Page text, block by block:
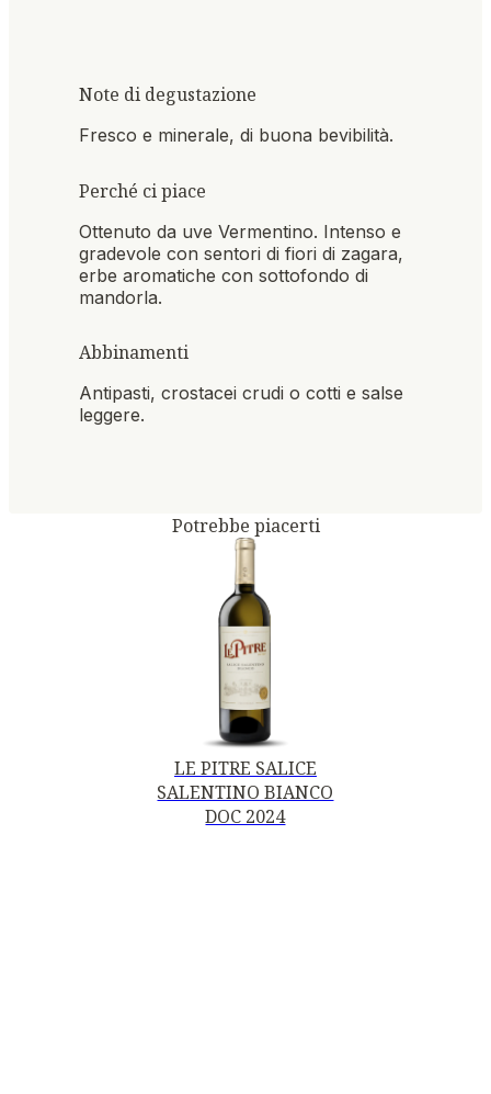
Note di degustazione
Fresco e minerale, di buona bevibilità.
Perché ci piace
Ottenuto da uve Vermentino. Intenso e
gradevole con sentori di fiori di zagara,
erbe aromatiche con sottofondo di
mandorla.
Abbinamenti
Antipasti, crostacei crudi o cotti e salse
leggere.
Potrebbe piacerti
LE PITRE SALICE
SALENTINO BIANCO
DOC 2024